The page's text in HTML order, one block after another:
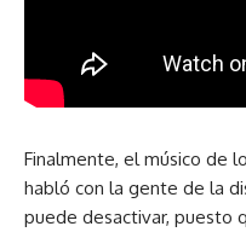
Finalmente, el músico de
habló con la gente de la
puede desactivar, puesto